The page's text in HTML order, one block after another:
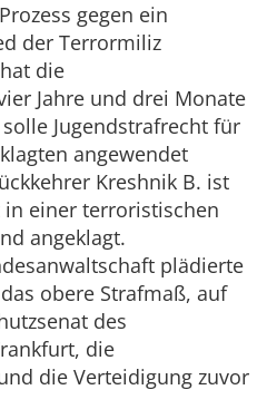
gegen ein
der Terrormiliz
die
Jahre und drei Monate
Jugendstrafrecht für
angewendet
Kreshnik B. ist
einer terroristischen
angeklagt.
plädierte
obere Strafmaß, auf
des
die
die Verteidigung zuvor